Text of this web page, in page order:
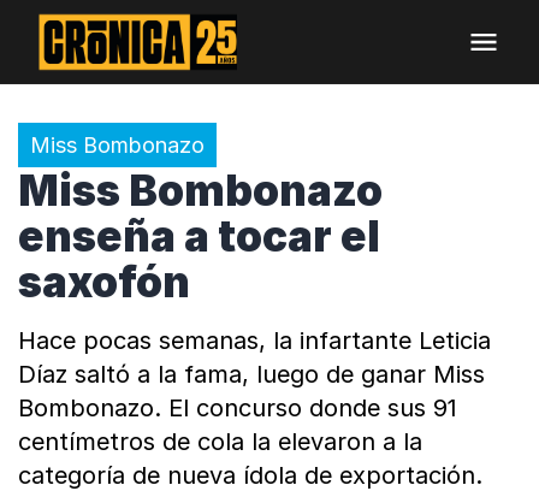
Miss Bombonazo
Miss Bombonazo
enseña a tocar el
saxofón
Hace pocas semanas, la infartante Leticia
Díaz saltó a la fama, luego de ganar Miss
Bombonazo. El concurso donde sus 91
centímetros de cola la elevaron a la
categoría de nueva ídola de exportación.